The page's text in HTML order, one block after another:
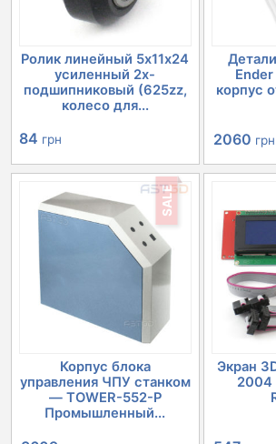
Ролик линейный 5х11х24
усиленный 2х-
подшипниковый (625zz,
колесо для...
84 грн
корпус
цена
2244 грн.
2060 грн
SALE
Корпус блока
управления ЧПУ станком
— TOWER-552-P
Промышленный...
Экран
2004